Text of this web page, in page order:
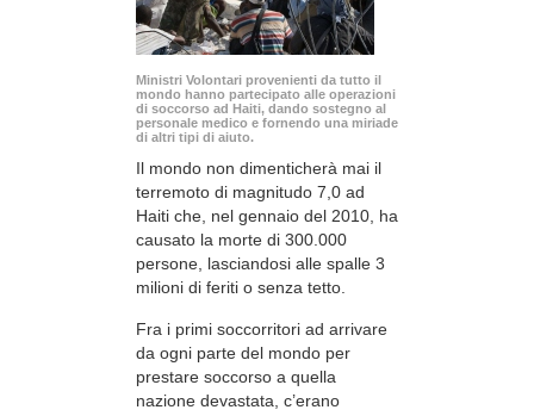
Ministri Volontari provenienti da tutto il
mondo hanno partecipato alle operazioni
di soccorso ad Haiti, dando sostegno al
personale medico e fornendo una miriade
di altri tipi di aiuto.
Il mondo non dimenticherà mai il
terremoto di magnitudo 7,0 ad
Haiti che, nel gennaio del 2010, ha
causato la morte di 300.000
persone, lasciandosi alle spalle 3
milioni di feriti o senza tetto.
Fra i primi soccorritori ad arrivare
da ogni parte del mondo per
prestare soccorso a quella
nazione devastata, c’erano